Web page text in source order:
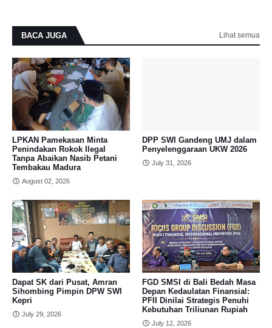
BACA JUGA Lihat semua
LPKAN Pamekasan Minta
Penindakan Rokok Ilegal
Tanpa Abaikan Nasib Petani
Tembakau Madura
August 02, 2026
DPP SWI Gandeng UMJ dalam
Penyelenggaraan UKW 2026
July 31, 2026
Dapat SK dari Pusat, Amran
Sihombing Pimpin DPW SWI
Kepri
July 29, 2026
FGD SMSI di Bali Bedah Masa
Depan Kedaulatan Finansial:
PFII Dinilai Strategis Penuhi
Kebutuhan Triliunan Rupiah
July 12, 2026